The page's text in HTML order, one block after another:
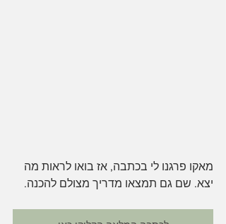
מאקו פרגנו לי בכתבה, אז בואו לראות מה
יצא. שם גם תמצאו מדריך מצולם להכנה.